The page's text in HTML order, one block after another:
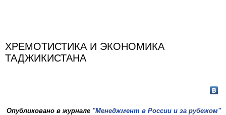
ХРЕМОТИСТИКА И ЭКОНОМИКА
ТАДЖИКИСТАНА
Опубликовано в журнале "Менеджмент в России и за рубежом"